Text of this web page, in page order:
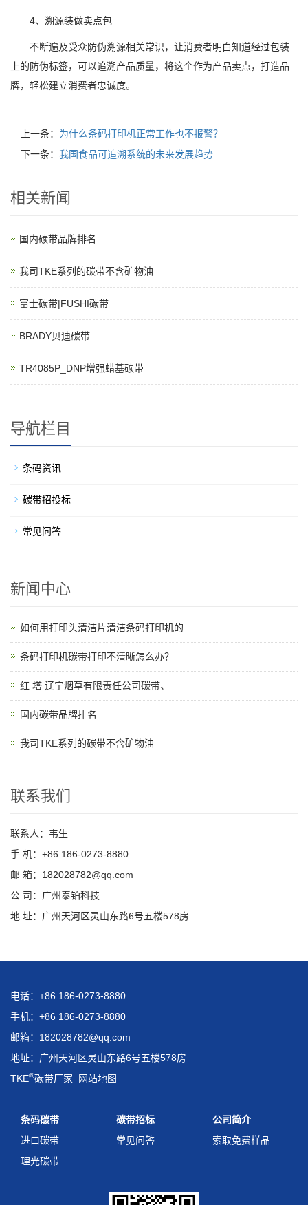
4、溯源装做卖点包
不断遍及受众防伪溯源相关常识，让消费者明白知道经过包装
上的防伪标签，可以追溯产品质量，将这个作为产品卖点，打造品
牌，轻松建立消费者忠诚度。
上一条： 为什么条码打印机正常工作也不报警？
下一条： 我国食品可追溯系统的未来发展趋势
相关新闻
国内碳带品牌排名
我司TKE系列的碳带不含矿物油
富士碳带|FUSHI碳带
BRADY贝迪碳带
TR4085P_DNP增强蜡基碳带
导航栏目
条码资讯
碳带招投标
常见问答
新闻中心
如何用打印头清洁片清洁条码打印机的
条码打印机碳带打印不清晰怎么办？
红 塔 辽宁烟草有限责任公司碳带、
国内碳带品牌排名
我司TKE系列的碳带不含矿物油
联系我们
联系人：韦生
手 机：+86 186-0273-8880
邮 箱：182028782@qq.com
公 司：广州泰铂科技
地 址：广州天河区灵山东路6号五楼578房
电话：+86 186-0273-8880
手机：+86 186-0273-8880
邮箱：182028782@qq.com
地址：广州天河区灵山东路6号五楼578房
TKE®碳带厂家 网站地图
条码碳带
进口碳带
理光碳带
碳带招标
常见问答
公司简介
索取免费样品